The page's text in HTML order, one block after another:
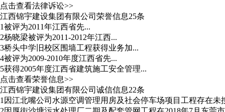
点击查看法律诉讼>>
江西锦宇建设集团有限公司荣誉信息25条
1被评为2011年江西省先...
2杨晓梁被评为2011-2012年江西...
3桥头中学旧校区围墙工程获得业务加...
4被评为2009-2010年度江西省先...
5获得2005年度江西省建筑施工安全管理...
点击查看荣誉信息>>
江西锦宇建设集团有限公司诚信信息22条
1 因江北嘴公司水源空调管理用房及社会停车场项目工程存在